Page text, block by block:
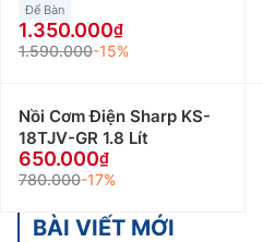
Để Bàn
1.350.000
1.590.000-15%
Nồi Cơm Điện Sharp KS-
18TJV-GR 1.8 Lít
650.000
780.000-17%
BÀI VIẾT MỚI